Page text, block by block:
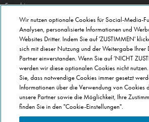
Franchise
ÜBER DOMINO'S
Storesuche
Presse
Domino's App
Unternehmen
Geschenkgutscheine
Cookie Einstellungen
Datenschutz
Wir nutzen optionale Cookies für Social-Media-
Analysen, personalisierte Informationen und
Websites Dritter. Indem Sie auf 'ZUSTIMMEN'
sich mit dieser Nutzung und der Weitergabe Ihrer
Partner einverstanden. Wenn Sie auf ‘NICHT
werden wir diese optionalen Cookies nicht
Sie, dass notwendige Cookies immer gesetzt
Informationen über die Verwendung von Cookies
unsere Partner sowie die Möglichkeit, Ihre
finden Sie in den "Cookie-Einstellungen".